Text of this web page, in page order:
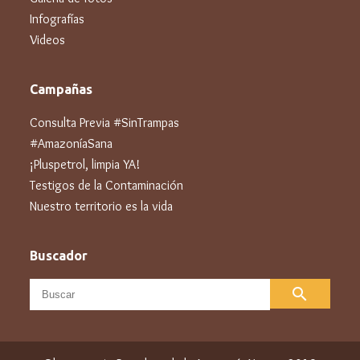
Infografías
Videos
Campañas
Consulta Previa #SinTrampas
#AmazoníaSana
¡Pluspetrol, limpia YA!
Testigos de la Contaminación
Nuestro territorio es la vida
Buscador
search